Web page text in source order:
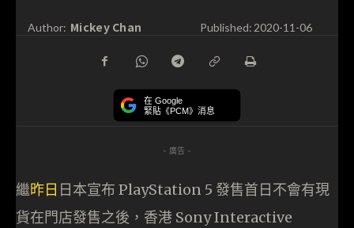
Author: Mickey Chan Published: 2020-11-06
在 Google
緊貼《PCM》消息
- 廣告 -
繼昨日 日本宣布 PlayStation 5 發售首日不會有現
貨在門店發售之後，香港 Sony Interactive